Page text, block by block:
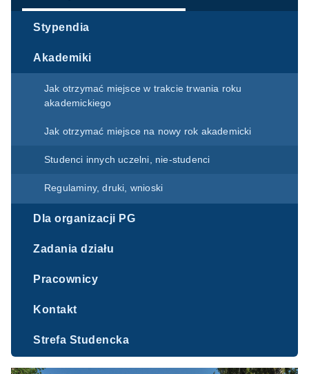
Stypendia
Akademiki
Jak otrzymać miejsce w trakcie trwania roku
akademickiego
Jak otrzymać miejsce na nowy rok akademicki
Studenci innych uczelni, nie-studenci
Regulaminy, druki, wnioski
Dla organizacji PG
Zadania działu
Pracownicy
Kontakt
Strefa Studencka